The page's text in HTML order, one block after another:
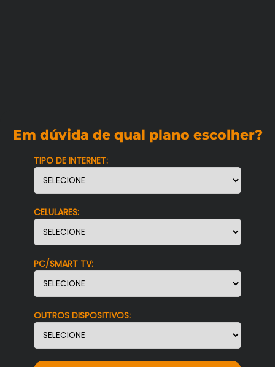
Em dúvida de qual plano escolher?
TIPO DE INTERNET:
CELULARES:
PC/SMART TV:
OUTROS DISPOSITIVOS: